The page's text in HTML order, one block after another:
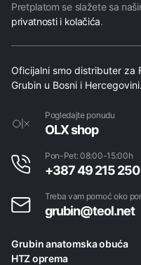
Pretplatom se slažete sa
privatnosti i kolačića.
Oficijalni smo distributer za
Grubin u Bosni i Hercegovini.
Pogledajte ponudu
OLX shop
Pon-Pet: 08:00-15:00h
+387 49 215 250
Treba vam pomoć oko
grubin@teol.net
Grubin anatomska obuća
HTZ oprema